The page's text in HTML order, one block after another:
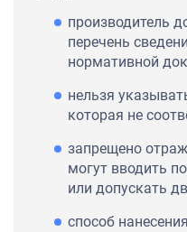
производитель
перечень
нормативной
нельзя
которая не
запрещено
могут вводить
или допускать
способ